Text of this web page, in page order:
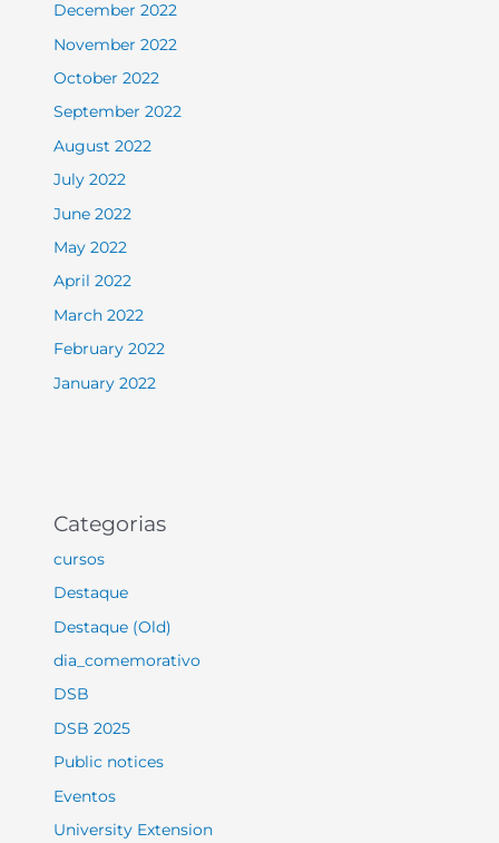
December 2022
November 2022
October 2022
September 2022
August 2022
July 2022
June 2022
May 2022
April 2022
March 2022
February 2022
January 2022
Categorias
cursos
Destaque
Destaque (Old)
dia_comemorativo
DSB
DSB 2025
Public notices
Eventos
University Extension